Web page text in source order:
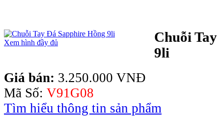
Xem hình đầy đủ
Chuỗi
9li
Giá bán: 3.250.000 VNĐ
Mã Số: V91G08
Tìm hiểu thông tin sản phẩm